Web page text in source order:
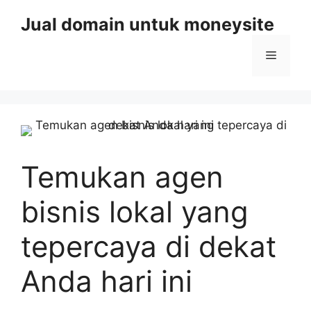
Jual domain untuk moneysite
Menu
Temukan agen
bisnis lokal yang
tepercaya di dekat
Anda hari ini